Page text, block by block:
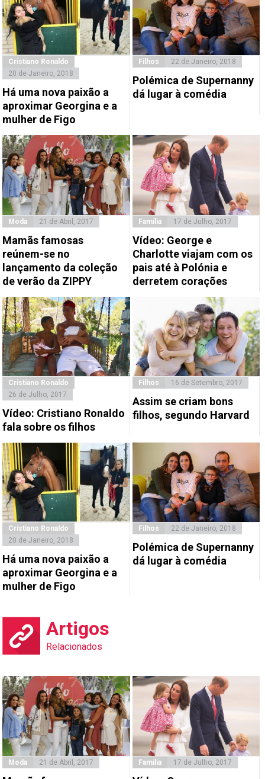
Cristiano Ronaldo
20 de Janeiro, 2018
Há uma nova paixão a
aproximar Georgina e a
mulher de Figo
Filhos 22 de Janeiro, 2018
Polémica de Supernanny
dá lugar à comédia
Moda 21 de Abril, 2017
Mamãs famosas
reúnem-se no
lançamento da coleção
de verão da ZIPPY
Família 17 de Julho, 2017
Vídeo: George e
Charlotte viajam com os
pais até à Polónia e
derretem corações
Cristiano Ronaldo
26 de Julho, 2017
Vídeo: Cristiano Ronaldo
fala sobre os filhos
Filhos 16 de Setembro, 2017
Assim se criam bons
filhos, segundo Harvard
Cristiano Ronaldo
20 de Janeiro, 2018
Há uma nova paixão a
aproximar Georgina e a
mulher de Figo
Filhos 22 de Janeiro, 2018
Polémica de Supernanny
dá lugar à comédia
Artigos
Relacionados
Moda 21 de Abril, 2017 Família 17 de Julho, 2017